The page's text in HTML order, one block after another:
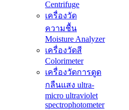
Centrifuge
เครื่องวัด
ความชื้น
Moisture Analyzer
เครื่องวัดสี
Colorimeter
เครื่องวัดการดูด
กลืนแสง ultra-
micro ultraviolet
spectrophotometer